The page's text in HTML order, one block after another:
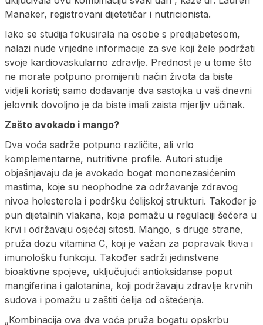
Manaker, registrovani dijetetičar i nutricionista.
Iako se studija fokusirala na osobe s predijabetesom,
nalazi nude vrijedne informacije za sve koji žele podržati
svoje kardiovaskularno zdravlje. Prednost je u tome što
ne morate potpuno promijeniti način života da biste
vidjeli koristi; samo dodavanje dva sastojka u vaš dnevni
jelovnik dovoljno je da biste imali zaista mjerljiv učinak.
Zašto avokado i mango?
Dva voća sadrže potpuno različite, ali vrlo
komplementarne, nutritivne profile. Autori studije
objašnjavaju da je avokado bogat mononezasićenim
mastima, koje su neophodne za održavanje zdravog
nivoa holesterola i podršku ćelijskoj strukturi. Također je
pun dijetalnih vlakana, koja pomažu u regulaciji šećera u
krvi i održavaju osjećaj sitosti. Mango, s druge strane,
pruža dozu vitamina C, koji je važan za popravak tkiva i
imunološku funkciju. Također sadrži jedinstvene
bioaktivne spojeve, uključujući antioksidanse poput
mangiferina i galotanina, koji podržavaju zdravlje krvnih
sudova i pomažu u zaštiti ćelija od oštećenja.
„Kombinacija ova dva voća pruža bogatu opskrbu